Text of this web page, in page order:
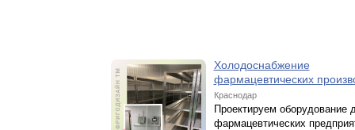
Холодоснабжение
фармацевтических
Краснодар
Проектируем оборудование
фармацевтических